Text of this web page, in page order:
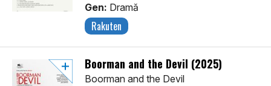
Gen: Dramă
Rakuten
Boorman and the Devil (2025)
Boorman and the Devil